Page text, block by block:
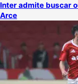
Inter admite buscar
Arce